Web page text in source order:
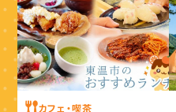
カフェ・喫茶